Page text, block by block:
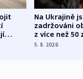
Na Ukrajině
zadržováni
z více než 50
Bojovali na
5. 8. 2026